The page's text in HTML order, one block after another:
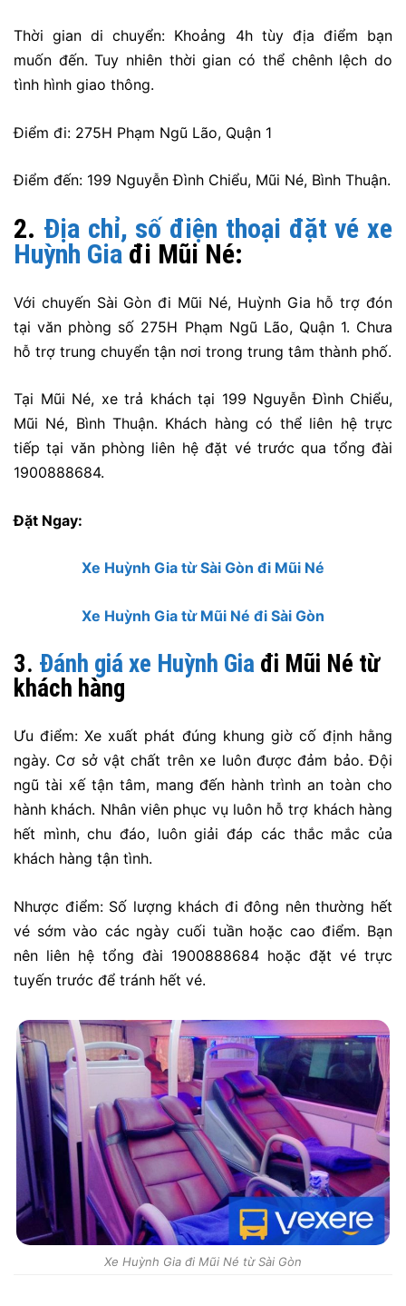
Thời gian di chuyển: Khoảng 4h tùy địa điểm bạn
muốn đến. Tuy nhiên thời gian có thể chênh lệch do
tình hình giao thông.
Điểm đi: 275H Phạm Ngũ Lão, Quận 1
Điểm đến: 199 Nguyễn Đình Chiểu, Mũi Né, Bình Thuận.
2. Địa chỉ, số điện thoại đặt vé xe
Huỳnh Gia đi Mũi Né:
Với chuyến Sài Gòn đi Mũi Né, Huỳnh Gia hỗ trợ đón
tại văn phòng số 275H Phạm Ngũ Lão, Quận 1. Chưa
hỗ trợ trung chuyển tận nơi trong trung tâm thành phố.
Tại Mũi Né, xe trả khách tại 199 Nguyễn Đình Chiểu,
Mũi Né, Bình Thuận. Khách hàng có thể liên hệ trực
tiếp tại văn phòng liên hệ đặt vé trước qua tổng đài
1900888684.
Đặt Ngay:
Xe Huỳnh Gia từ Sài Gòn đi Mũi Né
Xe Huỳnh Gia từ Mũi Né đi Sài Gòn
3. Đánh giá xe Huỳnh Gia đi Mũi Né từ
khách hàng
Ưu điểm: Xe xuất phát đúng khung giờ cố định hằng
ngày. Cơ sở vật chất trên xe luôn được đảm bảo. Đội
ngũ tài xế tận tâm, mang đến hành trình an toàn cho
hành khách. Nhân viên phục vụ luôn hỗ trợ khách hàng
hết mình, chu đáo, luôn giải đáp các thắc mắc của
khách hàng tận tình.
Nhược điểm: Số lượng khách đi đông nên thường hết
vé sớm vào các ngày cuối tuần hoặc cao điểm. Bạn
nên liên hệ tổng đài 1900888684 hoặc đặt vé trực
tuyến trước để tránh hết vé.
Xe Huỳnh Gia đi Mũi Né từ Sài Gòn